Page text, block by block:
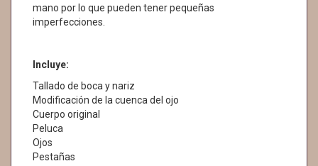
mano por lo que pueden tener pequeñas
imperfecciones.
Incluye:
Tallado de boca y nariz
Modificación de la cuenca del ojo
Cuerpo original
Peluca
Ojos
Pestañas